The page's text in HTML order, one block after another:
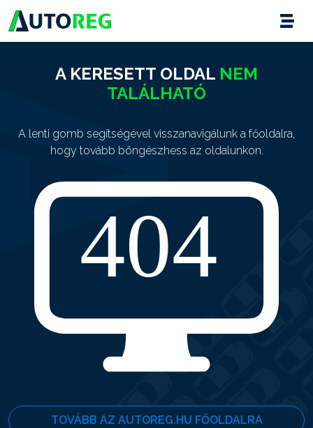
A KERESETT OLDAL NEM
TALÁLHATÓ
A lenti gomb segítségével visszanavigálunk a főoldalra,
hogy tovább böngészhess az oldalunkon.
TOVÁBB AZ AUTOREG.HU FŐOLDALRA